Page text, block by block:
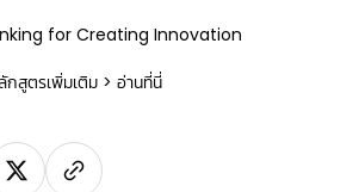
for Creating Innovation
กสูตรเพิ่มเติม > อ่านที่นี่